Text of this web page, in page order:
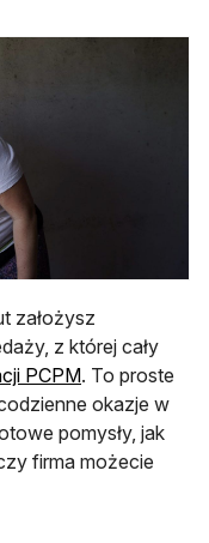
założysz
z której cały
PCPMotwiera się w
. To proste
okazje w
pomysły, jak
firma możecie